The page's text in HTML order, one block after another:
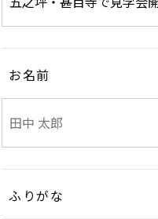
お名前
ふりがな